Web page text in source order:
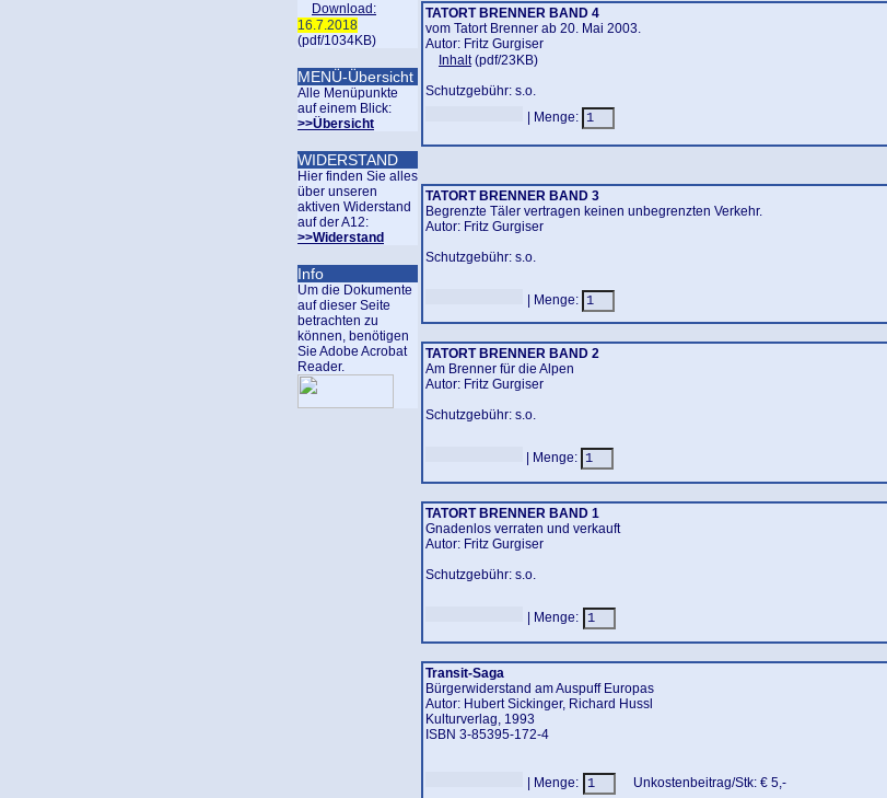
Download:
16.7.2018
(pdf/1034KB)
MENÜ-Übersicht
Alle Menüpunkte
auf einem Blick:
>>Übersicht
WIDERSTAND
Hier finden Sie alles
über unseren
aktiven Widerstand
auf der A12:
>>Widerstand
Info
Um die Dokumente
auf dieser Seite
betrachten zu
können, benötigen
Sie Adobe Acrobat
Reader.
TATORT BRENNER BAND 4
vom Tatort Brenner ab 20. Mai 2003.
Autor: Fritz Gurgiser
Inhalt(pdf/23KB)
Schutzgebühr: s.o.
| Menge:
TATORT BRENNER BAND 3
Begrenzte Täler vertragen keinen unbegrenzten Verkehr.
Autor: Fritz Gurgiser
Schutzgebühr: s.o.
| Menge:
TATORT BRENNER BAND 2
Am Brenner für die Alpen
Autor: Fritz Gurgiser
Schutzgebühr: s.o.
| Menge:
TATORT BRENNER BAND 1
Gnadenlos verraten und verkauft
Autor: Fritz Gurgiser
Schutzgebühr: s.o.
| Menge:
Transit-Saga
Bürgerwiderstand am Auspuff Europas
Autor: Hubert Sickinger, Richard Hussl
Kulturverlag, 1993
ISBN 3-85395-172-4
| Menge: Unkostenbeitrag/Stk: € 5,-